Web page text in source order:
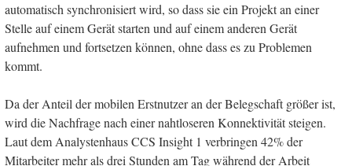
automatisch synchronisiert wird, so dass sie ein Projekt an einer
Stelle auf einem Gerät starten und auf einem anderen Gerät
aufnehmen und fortsetzen können, ohne dass es zu Problemen
kommt.
Da der Anteil der mobilen Erstnutzer an der Belegschaft größer ist,
wird die Nachfrage nach einer nahtloseren Konnektivität steigen.
Laut dem Analystenhaus CCS Insight 1 verbringen 42% der
Mitarbeiter mehr als drei Stunden am Tag während der Arbeit